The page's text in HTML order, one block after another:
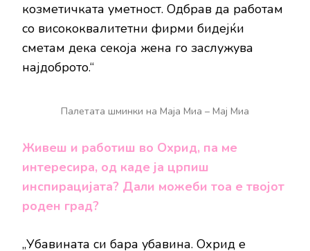
козметичката уметност. Одбрав да работам
со висококвалитетни фирми бидејќи
сметам дека секоја жена го заслужува
најдоброто.“
Палетата шминки на Маја Миа – Мај Миа
Живеш и работиш во Охрид, па ме
интересира, од каде ја црпиш
инспирацијата? Дали можеби тоа е твојот
роден град?
„Убавината си бара убавина. Охрид е